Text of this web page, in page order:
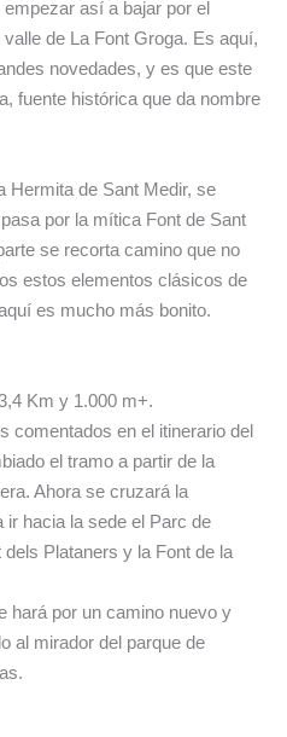
así a bajar por el
de La Font Groga. Es aquí,
novedades, y es que este
fuente histórica que da nombre
Hermita de Sant Medir, se
por la mítica Font de Sant
se recorta camino que no
estos elementos clásicos de
es mucho más bonito.
Km y 1.000 m+.
comentados en el itinerario del
el tramo a partir de la
Ahora se cruzará la
ir hacia la sede el Parc de
Plataners y la Font de la
hará por un camino nuevo y
al mirador del parque de